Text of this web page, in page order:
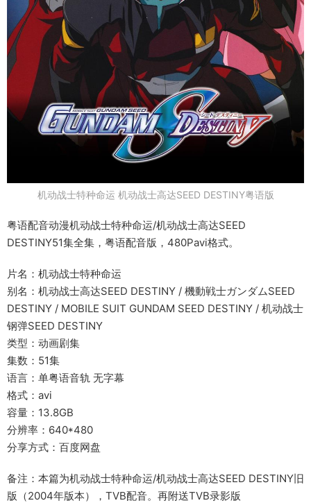
机动战士特种命运 机动战士高达SEED DESTINY粤语版
粤语配音动漫机动战士特种命运/机动战士高达SEED
DESTINY51集全集，粤语配音版，480Pavi格式。
片名：机动战士特种命运
别名：机动战士高达SEED DESTINY / 機動戦士ガンダムSEED
DESTINY / MOBILE SUIT GUNDAM SEED DESTINY / 机动战士
钢弹SEED DESTINY
类型：动画剧集
集数：51集
语言：单粤语音轨 无字幕
格式：avi
容量：13.8GB
分辨率：640*480
分享方式：百度网盘
备注：本篇为机动战士特种命运/机动战士高达SEED DESTINY旧
版（2004年版本），TVB配音。再附送TVB录影版